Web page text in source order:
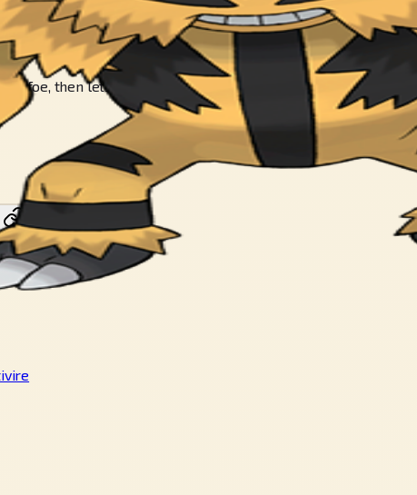
foe, then lets loose with over 20,000 volts of power.
Copiar link